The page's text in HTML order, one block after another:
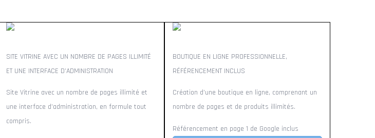
SITE VITRINE AVEC UN NOMBRE DE PAGES ILLIMITÉ
ET UNE INTERFACE D’ADMINISTRATION
Site Vitrine avec un nombre de pages illimité et
une interface d’administration, en formule tout
compris.
BOUTIQUE EN LIGNE PROFESSIONNELLE,
RÉFÉRENCEMENT INCLUS
Création d’une boutique en ligne, comprenant un
nombre de pages et de produits illimités.
Référencement en page 1 de Google inclus